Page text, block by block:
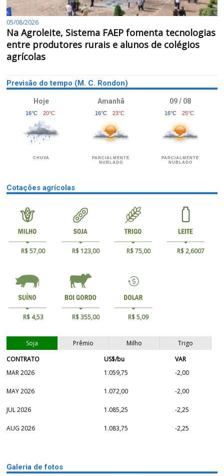
05/08/2026
Na Agroleite, Sistema FAEP fomenta tecnologias
entre produtores rurais e alunos de colégios
agrícolas
Previsão do tempo (M. C. Rondon)
Hoje
16°C 20°C
CHUVA
Amanhã
16°C 23°C
PARCIALMENTE
NUBLADO
09 / 08
16°C 25°C
PARCIALMENTE
NUBLADO
Cotações agrícolas
R$ 57,00 R$ 123,00 R$ 75,00 R$ 2,6007
R$ 4,53 R$ 355,00 R$ 5,09
Soja Prêmio Milho
Trigo
CONTRATO
US$/bu
VAR
MAR 2026
1.059,75 -2,00
MAY 2026 1.072,00 -2,00
JUL 2026 1.085,25 -2,25
AUG 2026 1.083,75 -2,25
Galeria de fotos